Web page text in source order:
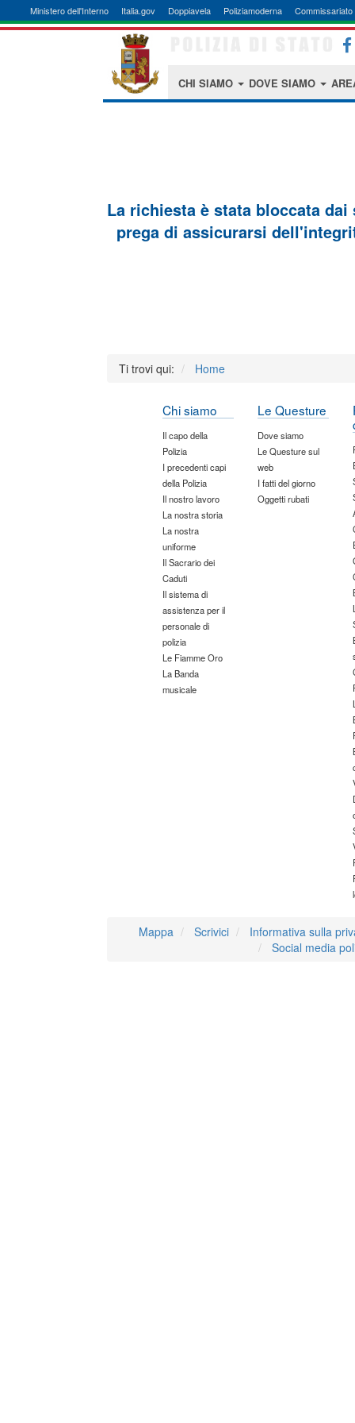
Ministero dell'Interno Italia.gov Doppiavela Poliziamoderna Commissariato
CHI SIAMO DOVE SIAMO
La richiesta è stata bloccata
prega di assicurarsi
Ti trovi qui: Home
Chi siamo
Il capo della
Polizia
I precedenti capi
della Polizia
Il nostro lavoro
La nostra storia
La nostra
uniforme
Il Sacrario dei
Caduti
Il sistema di
assistenza per il
personale di
polizia
Le Fiamme Oro
La Banda
musicale
Le Questure
Dove siamo
Le Questure sul
web
I fatti del giorno
Oggetti rubati
Mappa Scrivici
Informativa sulla
Social media